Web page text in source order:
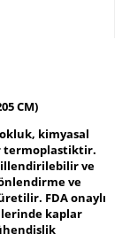
CM)
kimyasal
termoplastiktir.
ve
ve
FDA onaylı
kaplar